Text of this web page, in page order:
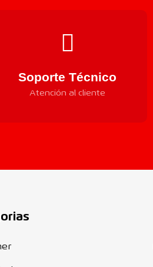
Soporte Técnico
Atención al cliente